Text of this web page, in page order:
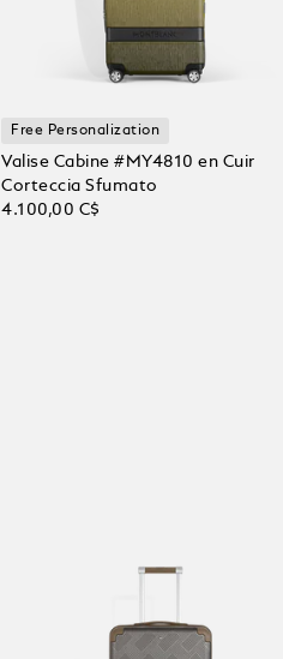
Free Personalization
Valise Cabine #MY4810 en Cuir
Corteccia Sfumato
4.100,00 C$